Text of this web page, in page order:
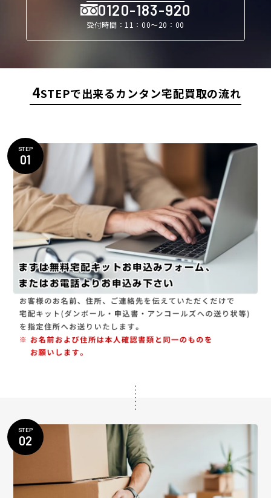
0120-183-920
受付時間：11：00〜20：00
4STEPで出来るカンタン宅配買取の流れ
STEP
01
STEP
02